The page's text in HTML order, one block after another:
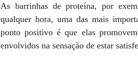
As barrinhas de proteína, por
qualquer hora, uma das mais
ponto positivo é que elas
envolvidos na sensação de estar